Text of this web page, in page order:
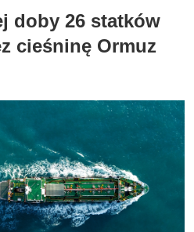
doby 26 statków
cieśninę Ormuz